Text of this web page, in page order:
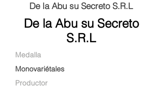
De la Abu su Secreto S.R.L
De la Abu su Secreto
S.R.L
Medalla
Monovariétales
Productor